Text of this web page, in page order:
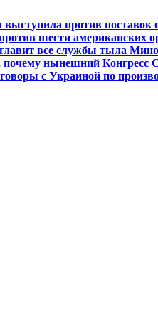
выступила против поставок
шести американских
все службы тыла
почему нынешний
с Украиной по